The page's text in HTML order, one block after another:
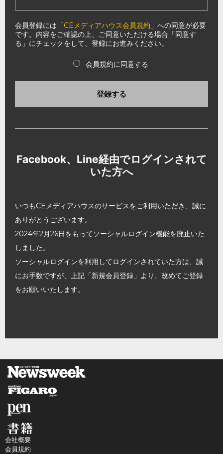
会員登録には「CEメディアハウス会員規約 」への同意が必要
です。内容をご確認の上、ご同意いただける場合「同意す
る」にチェックをして、登録にお進みください。
会員規約に同意する
登録する
Facebook、Line経由でログインされて
いた方へ
いつもCEメディアハウスのサービスをご利用いただき、誠に
ありがとうございます。
2024年2月26日をもってソーシャルログイン機能を廃止いた
しました。
ソーシャルログインを利用してログインされていた方は、誠
にお手数ですが、上記「新規会員登録」より、改めてご登録
をお願いいたします。
会社概要
会員規約